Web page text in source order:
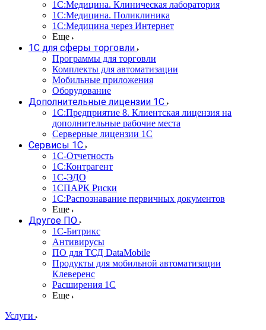
1С:Медицина. Клиническая лаборатория
1С:Медицина. Поликлиника
1С:Медицина через Интернет
Еще
1С для сферы торговли
Программы для торговли
Комплекты для автоматизации
Мобильные приложения
Оборудование
Дополнительные лицензии 1С
1С:Предприятие 8. Клиентская лицензия на
дополнительные рабочие места
Серверные лицензии 1С
Сервисы 1С
1С-Отчетность
1С:Контрагент
1С-ЭДО
1СПАРК Риски
1С:Распознавание первичных документов
Еще
Другое ПО
1С-Битрикс
Антивирусы
ПО для ТСД DataMobile
Продукты для мобильной автоматизации
Клеверенс
Расширения 1С
Еще
Услуги